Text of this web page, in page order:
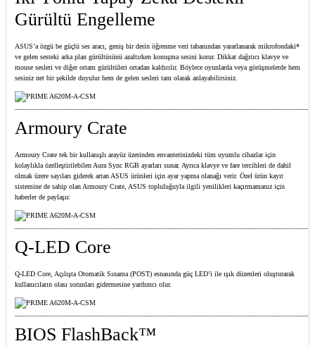
Gürültü Engelleme
ASUS’a özgü be güçlü ses aracı, geniş bir derin öğrenme veri tabanından yararlanarak mikrofondaki*
ve gelen sesteki arka plan gürültüsünü azaltırken konuşma sesini korur. Dikkat dağıtıcı klavye ve
mouse sesleri ve diğer ortam gürültüleri ortadan kaldırılır. Böylece oyunlarda veya görüşmelerde hem
sesiniz net bir şekilde duyulur hem de gelen sesleri tam olarak anlayabilirsiniz.
Armoury Crate
Armoury Crate tek bir kullanışlı arayüz üzerinden envanterinizdeki tüm uyumlu cihazlar için
kolaylıkla özelleştirilebilen Aura Sync RGB ayarları sunar. Ayrıca klavye ve fare tercihleri de dahil
olmak üzere sayıları giderek artan ASUS ürünleri için ayar yapma olanağı verir. Özel ürün kayıt
sistemine de sahip olan Armoury Crate, ASUS topluluğuyla ilgili yenilikleri kaçırmamanız için
haberler de paylaşır.
Q-LED Core
Q-LED Core, Açılışta Otomatik Sınama (POST) esnasında güç LED’i ile ışık düzenleri oluşturarak
kullanıcıların olası sorunları gidermesine yardımcı olur.
BIOS FlashBack™